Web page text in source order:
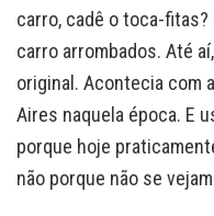
carro, cadê o toca-fitas?
carro arrombados. Até
original. Acontecia com
Aires naquela época. E
porque hoje
não porque não se